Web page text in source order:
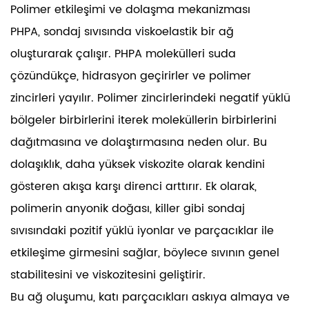
Polimer etkileşimi ve dolaşma mekanizması
PHPA, sondaj sıvısında viskoelastik bir ağ
oluşturarak çalışır. PHPA molekülleri suda
çözündükçe, hidrasyon geçirirler ve polimer
zincirleri yayılır. Polimer zincirlerindeki negatif yüklü
bölgeler birbirlerini iterek moleküllerin birbirlerini
dağıtmasına ve dolaştırmasına neden olur. Bu
dolaşıklık, daha yüksek viskozite olarak kendini
gösteren akışa karşı direnci arttırır. Ek olarak,
polimerin anyonik doğası, killer gibi sondaj
sıvısındaki pozitif yüklü iyonlar ve parçacıklar ile
etkileşime girmesini sağlar, böylece sıvının genel
stabilitesini ve viskozitesini geliştirir.
Bu ağ oluşumu, katı parçacıkları askıya almaya ve